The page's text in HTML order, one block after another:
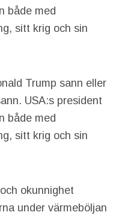
både med
sitt krig och sin
Trump sann eller
USA:s president
både med
sitt krig och sin
okunnighet
under värmeböljan